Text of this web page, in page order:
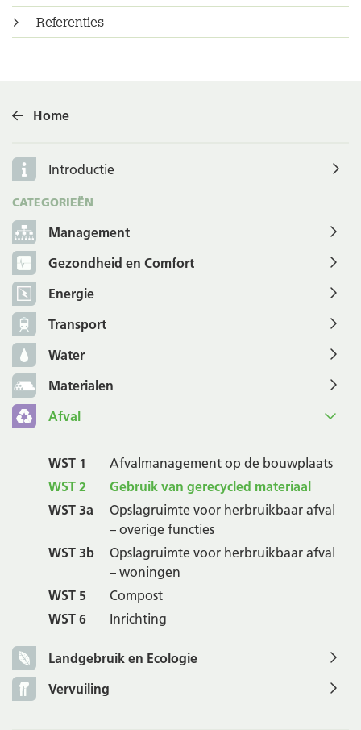
Referenties
Home
Introductie
CATEGORIEËN
Management
Gezondheid en Comfort
Energie
Transport
Water
Materialen
Afval
WST 1
Afvalmanagement op de bouwplaats
WST 2
Gebruik van gerecycled materiaal
WST 3a
Opslagruimte voor herbruikbaar afval
– overige functies
WST 3b
Opslagruimte voor herbruikbaar afval
– woningen
WST 5
Compost
WST 6
Inrichting
Landgebruik en Ecologie
Vervuiling